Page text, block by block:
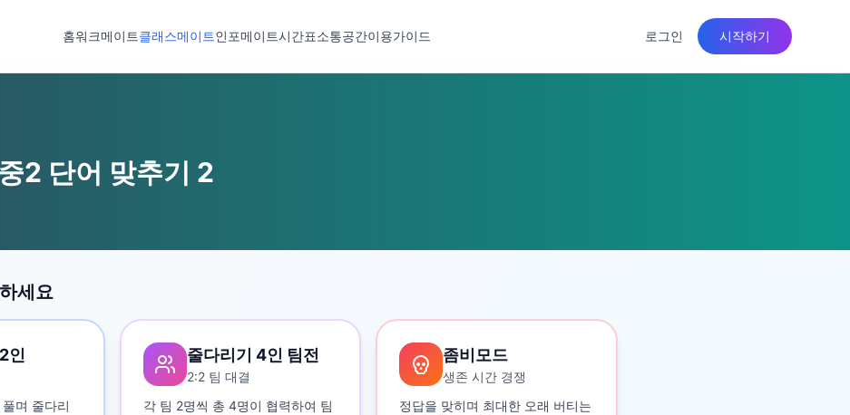
홈워크메이트클래스메이트인포메이트시간표소통공간이용가이드 로그인 시작하기
2 단어 맞추기 2
세요
인
며 줄다리
줄다리기 4인 팀전
2:2 팀 대결
각 팀 2명씩 총 4명이 협력하여 팀
좀비모드
생존 시간 경쟁
정답을 맞히며 최대한 오래 버티는